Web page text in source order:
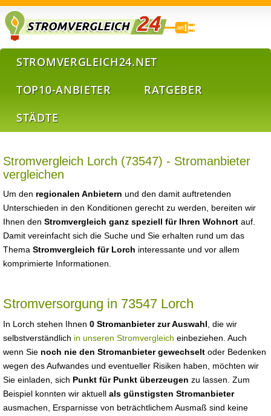
STROMVERGLEICH24.NET
TOP10-ANBIETER
RATGEBER
STÄDTE
Stromvergleich Lorch (73547) - Stromanbieter
vergleichen
Um den regionalen Anbietern und den damit auftretenden
Unterschieden in den Konditionen gerecht zu werden, bereiten wir
Ihnen den Stromvergleich ganz speziell für Ihren Wohnort auf.
Damit vereinfacht sich die Suche und Sie erhalten rund um das
Thema Stromvergleich für Lorch interessante und vor allem
komprimierte Informationen.
Stromversorgung in 73547 Lorch
In Lorch stehen Ihnen 0 Stromanbieter zur Auswahl , die wir
selbstverständlich in unseren Stromvergleich einbeziehen. Auch
wenn Sie noch nie den Stromanbieter gewechselt oder Bedenken
wegen des Aufwandes und eventueller Risiken haben, möchten wir
Sie einladen, sich Punkt für Punkt überzeugen zu lassen. Zum
Beispiel konnten wir aktuell als günstigsten Stromanbieter
ausmachen, Ersparnisse von beträchtlichem Ausmaß sind keine